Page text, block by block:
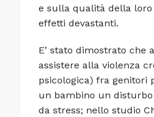
e sulla qualità della
effetti devastanti.
E’ stato dimostrato che
assistere alla violenza
psicologica) fra genitori
un bambino un
da stress; nello studio